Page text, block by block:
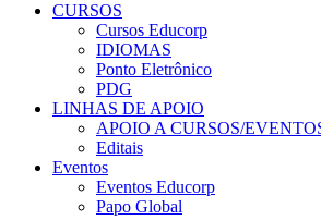
CURSOS
Cursos Educorp
IDIOMAS
Ponto Eletrônico
PDG
LINHAS DE APOIO
APOIO A CURSOS/
Editais
Eventos
Eventos Educorp
Papo Global